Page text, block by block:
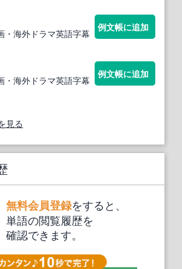
・海外ドラマ英語字幕
例文帳に追加
・海外ドラマ英語字幕
例文帳に追加
見る
無料会員登録をすると、
単語の閲覧履歴を
確認できます。